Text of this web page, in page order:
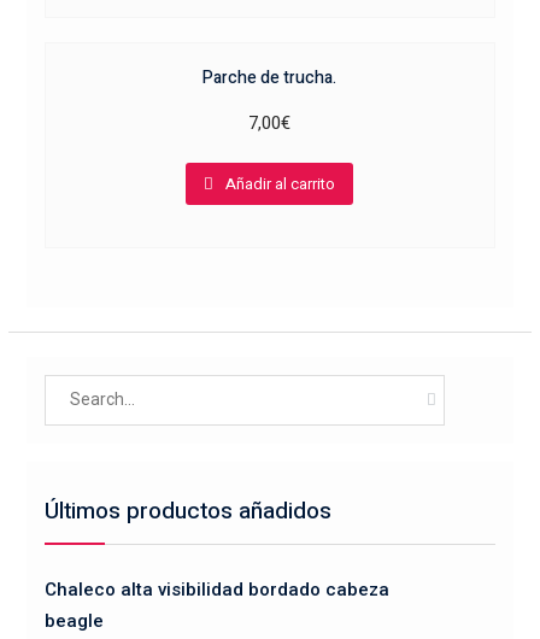
Parche de trucha.
7,00€
Añadir al carrito
Search
Últimos productos añadidos
Chaleco alta visibilidad bordado cabeza
beagle